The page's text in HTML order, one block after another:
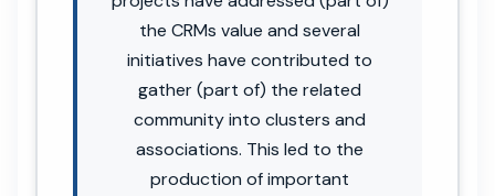
the CRMs value and several
initiatives have contributed to
gather (part of) the related
community into clusters and
associations. This led to the
production of important